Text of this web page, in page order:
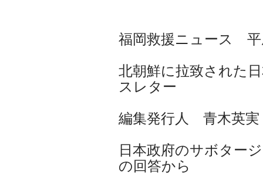
福岡救援ニュース 平
北朝鮮に拉致された
スレター
編集発行人 青木英実
日本政府のサボター
の回答から